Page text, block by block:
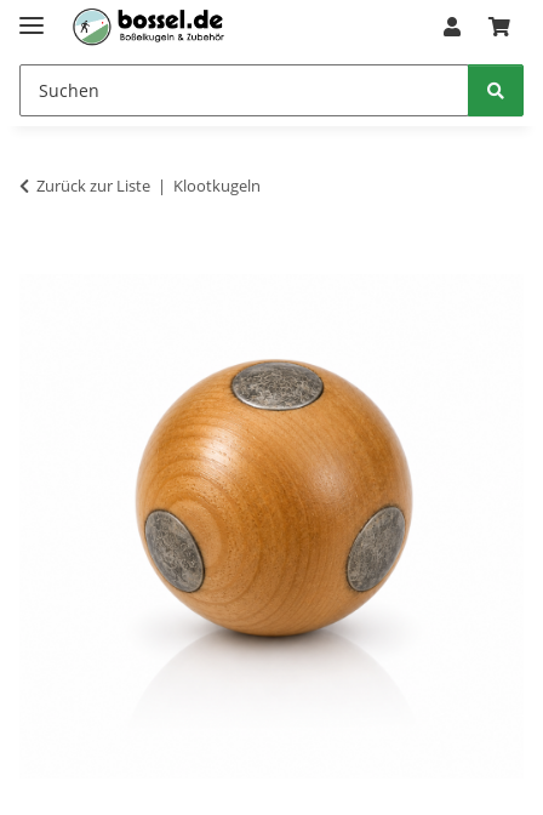
Zurück zur Liste Klootkugeln